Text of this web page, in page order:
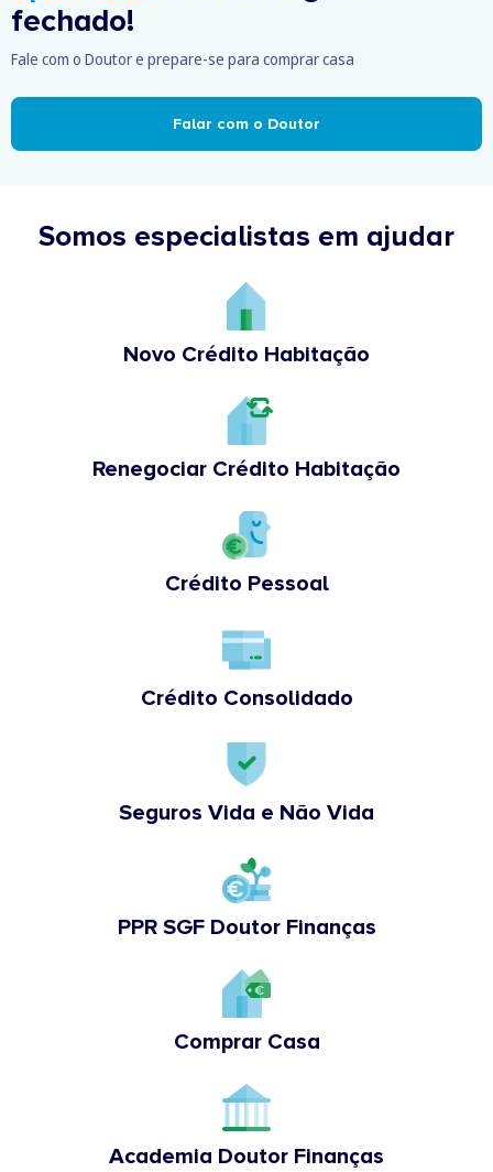
fechado!
Fale com o Doutor e prepare-se para comprar casa
Falar com o Doutor
Somos especialistas em ajudar
Novo Crédito Habitação
Renegociar Crédito Habitação
Crédito Pessoal
Crédito Consolidado
Seguros Vida e Não Vida
PPR SGF Doutor Finanças
Comprar Casa
Academia Doutor Finanças